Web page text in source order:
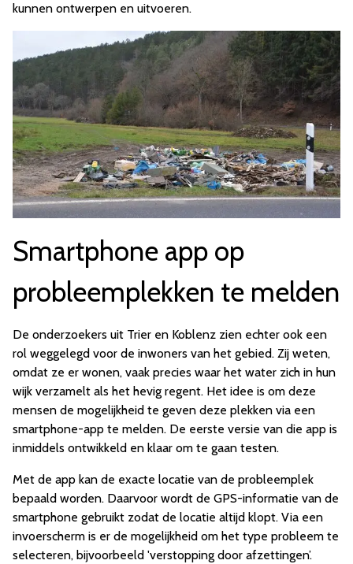
kunnen ontwerpen en uitvoeren.
Smartphone app op
probleemplekken te melden
De onderzoekers uit Trier en Koblenz zien echter ook een
rol weggelegd voor de inwoners van het gebied. Zij weten,
omdat ze er wonen, vaak precies waar het water zich in hun
wijk verzamelt als het hevig regent. Het idee is om deze
mensen de mogelijkheid te geven deze plekken via een
smartphone-app te melden. De eerste versie van die app is
inmiddels ontwikkeld en klaar om te gaan testen.
Met de app kan de exacte locatie van de probleemplek
bepaald worden. Daarvoor wordt de GPS-informatie van de
smartphone gebruikt zodat de locatie altijd klopt. Via een
invoerscherm is er de mogelijkheid om het type probleem te
selecteren, bijvoorbeeld 'verstopping door afzettingen’.